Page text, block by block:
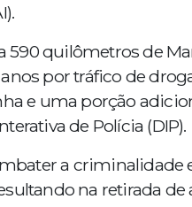
quilômetros de
por tráfico de
e uma porção
de Polícia (DIP).
a criminalidade
na retirada de